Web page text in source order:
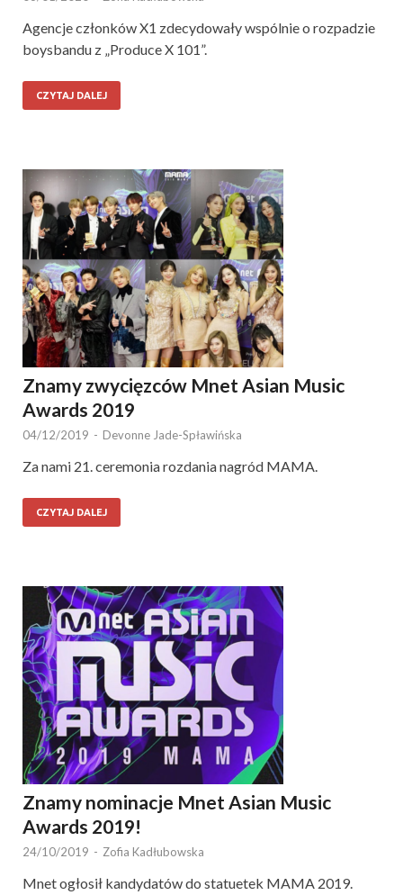
Agencje członków X1 zdecydowały wspólnie o rozpadzie
boysbandu z „Produce X 101”.
CZYTAJ DALEJ
Znamy zwycięzców Mnet Asian Music
Awards 2019
04/12/2019 - Devonne Jade-Spławińska
Za nami 21. ceremonia rozdania nagród MAMA.
CZYTAJ DALEJ
Znamy nominacje Mnet Asian Music
Awards 2019!
24/10/2019 - Zofia Kadłubowska
Mnet ogłosił kandydatów do statuetek MAMA 2019.